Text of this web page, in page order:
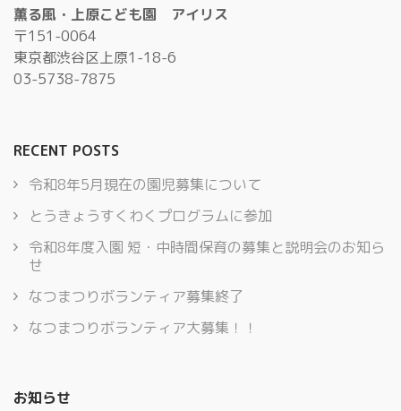
薫る風・上原こども園 アイリス
〒151-0064
東京都渋谷区上原1-18-6
03-5738-7875
RECENT POSTS
令和8年5月現在の園児募集について
とうきょうすくわくプログラムに参加
令和8年度入園 短・中時間保育の募集と説明会のお知ら
せ
なつまつりボランティア募集終了
なつまつりボランティア大募集！！
お知らせ